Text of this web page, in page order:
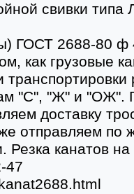
свивки типа
ГОСТ 2688-80
как грузовые
"С", "Ж" и "ОЖ".
доставку
отправляем по
Резка канатов
47